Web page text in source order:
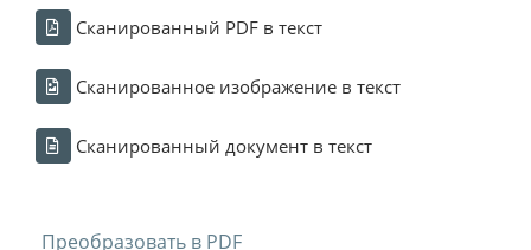
Сканированный PDF в текст
Сканированное изображение в текст
Сканированный документ в текст
Преобразовать в PDF